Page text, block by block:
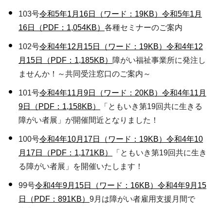
103号令和5年1月16日（ワード：19KB） 令和5年1月
16日（PDF：1,054KB） 各種セミナーのご案内
102号令和4年12月15日（ワード：19KB） 令和4年12
月15日（PDF：1,185KB） 障がい福祉事業所に発注し
ませんか！～共同受注窓口のご案内～
101号令和4年11月9日（ワード：20KB） 令和4年11月
9日（PDF：1,158KB）
「ともいき第19回共に生きる
障がい者展」が開催間近となりました！
100号令和4年10月17日（ワード：19KB） 令和4年10
月17日（PDF：1,171KB）
「ともいき第19回共に生き
る障がい者展」を開催いたします！
99号令和4年9月15日（ワード：16KB） 令和4年9月15
日（PDF：891KB） 9月は障がい者雇用支援月間で